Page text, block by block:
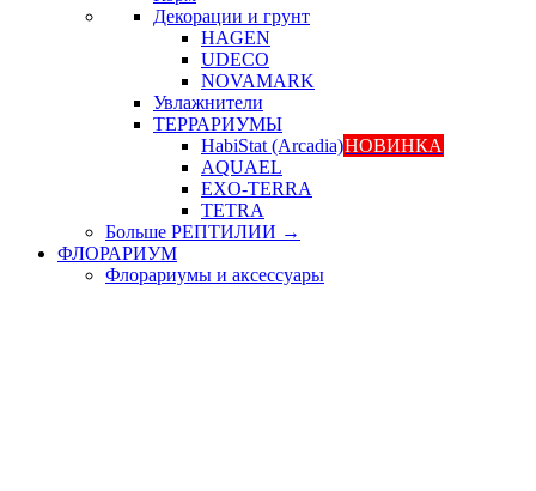
Декорации и грунт
HAGEN
UDECO
NOVAMARK
Увлажнители
ТЕРРАРИУМЫ
HabiStat (Arcadia)НОВИНКА
AQUAEL
EXO-TERRA
TETRA
Больше РЕПТИЛИИ →
ФЛОРАРИУМ
Флорариумы и аксессуары